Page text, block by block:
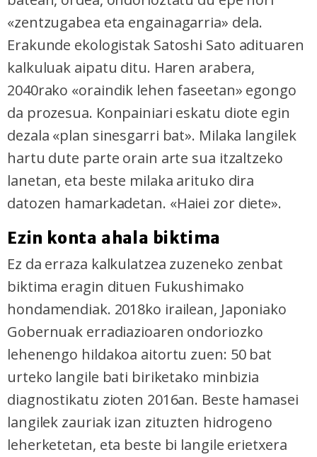
«zentzugabea eta engainagarria» dela.
Erakunde ekologistak Satoshi Sato adituaren
kalkuluak aipatu ditu. Haren arabera,
2040rako «oraindik lehen faseetan» egongo
da prozesua. Konpainiari eskatu diote egin
dezala «plan sinesgarri bat». Milaka langilek
hartu dute parte orain arte sua itzaltzeko
lanetan, eta beste milaka arituko dira
datozen hamarkadetan. «Haiei zor diete».
Ezin konta ahala biktima
Ez da erraza kalkulatzea zuzeneko zenbat
biktima eragin dituen Fukushimako
hondamendiak. 2018ko irailean, Japoniako
Gobernuak erradiazioaren ondoriozko
lehenengo hildakoa aitortu zuen: 50 bat
urteko langile bati biriketako minbizia
diagnostikatu zioten 2016an. Beste hamasei
langilek zauriak izan zituzten hidrogeno
leherketetan, eta beste bi langile erietxera